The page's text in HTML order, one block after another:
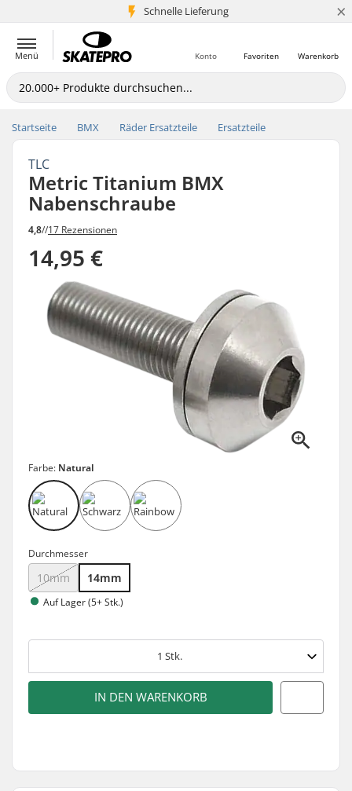
Schnelle Lieferung
5+ Mio. Kunden ×
Menü Warenkorb
Favoriten
Konto
Startseite BMX Räder Ersatzteile Ersatzteile
TLC
Metric Titanium BMX
Nabenschraube
4,8//17 Rezensionen
14,95 €
Farbe: Natural
Durchmesser
10mm 14mm
Auf Lager (5+ Stk.)
1 Stk.
IN DEN WARENKORB